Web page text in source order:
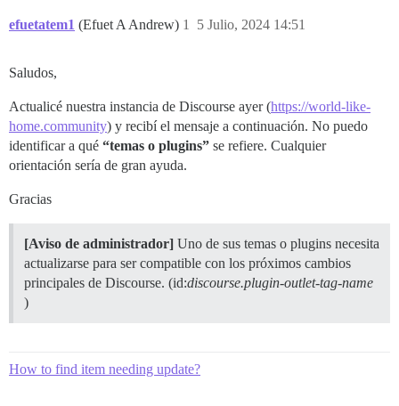
efuetatem1 (Efuet A Andrew) 5 Julio, 2024 14:51
1
Saludos,
Actualicé nuestra instancia de Discourse ayer (https://world-like-
home.community) y recibí el mensaje a continuación. No puedo
identificar a qué “temas o plugins” se refiere. Cualquier
orientación sería de gran ayuda.
Gracias
[Aviso de administrador] Uno de sus temas o plugins necesita
actualizarse para ser compatible con los próximos cambios
principales de Discourse. (id:discourse.plugin-outlet-tag-name
)
How to find item needing update?